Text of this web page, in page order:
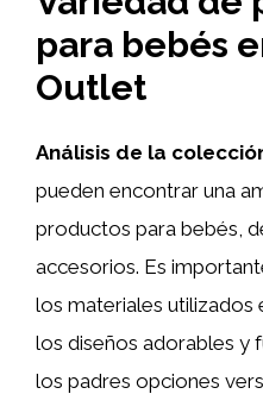
para bebés
Outlet
Análisis de la
pueden encontrar una
productos para bebés,
accesorios. Es
los materiales utilizados
los diseños adorables y
los padres opciones